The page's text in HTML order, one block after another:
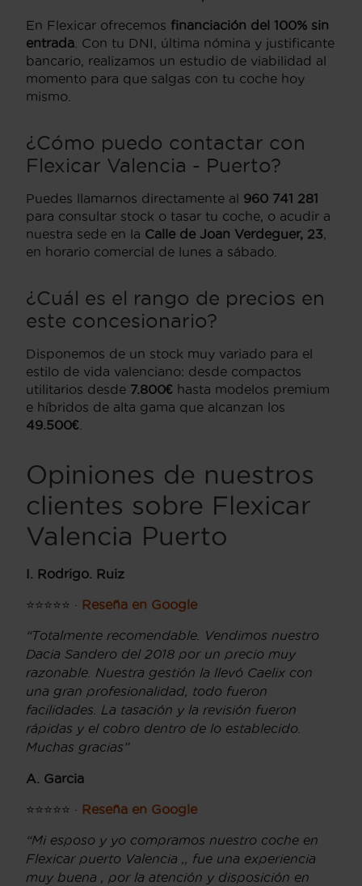
En Flexicar ofrecemos financiación del 100% sin
entrada . Con tu DNI, última nómina y justificante
bancario, realizamos un estudio de viabilidad al
momento para que salgas con tu coche hoy
mismo.
¿Cómo puedo contactar con
Flexicar Valencia - Puerto?
Puedes llamarnos directamente al 960 741 281
para consultar stock o tasar tu coche, o acudir a
nuestra sede en la Calle de Joan Verdeguer, 23
en horario comercial de lunes a sábado.
¿Cuál es el rango de precios en
este concesionario?
Disponemos de un stock muy variado para el
estilo de vida valenciano: desde compactos
utilitarios desde 7.800€ hasta modelos premium
e híbridos de alta gama que alcanzan los
49.500€
Opiniones de nuestros
clientes sobre Flexicar
Valencia Puerto
I. Rodrigo. Ruiz
⭐⭐⭐⭐⭐ · Reseña en Google
“Totalmente recomendable. Vendimos nuestro
Dacia Sandero del 2018 por un precio muy
razonable. Nuestra gestión la llevó Caelix con
una gran profesionalidad, todo fueron
facilidades. La tasación y la revisión fueron
rápidas y el cobro dentro de lo establecido.
Muchas gracias”
A. Garcia
⭐⭐⭐⭐⭐ · Reseña en Google
“Mi esposo y yo compramos nuestro coche en
Flexicar puerto Valencia ,, fue una experiencia
muy buena , por la atención y disposición en